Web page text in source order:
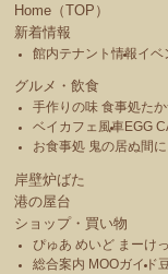
Home（TOP）
新着情報
館内テナント情報イベ
グルメ・飲食
手作りの味 食事処た
ベイカフェ風車EGG
お食事処 鬼の居ぬ間に
岸壁炉ばた
港の屋台
ショップ・買い物
ぴゅあ めいど まーけ
総合案内 MOOガイド